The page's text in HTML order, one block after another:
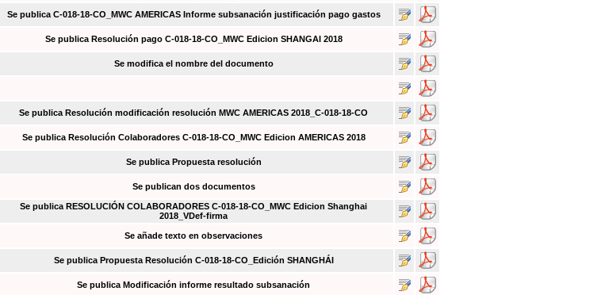
Se publica C-018-18-CO_MWC AMERICAS Informe subsanación justificación pago gastos
Se publica Resolución pago C-018-18-CO_MWC Edicion SHANGAI 2018
Se modifica el nombre del documento
Se publica Resolución modificación resolución MWC AMERICAS 2018_C-018-18-CO
Se publica Resolución Colaboradores C-018-18-CO_MWC Edicion AMERICAS 2018
Se publica Propuesta resolución
Se publican dos documentos
Se publica RESOLUCIÓN COLABORADORES C-018-18-CO_MWC Edicion Shanghai
2018_VDef-firma
Se añade texto en observaciones
Se publica Propuesta Resolución C-018-18-CO_Edición SHANGHÁI
Se publica Modificación informe resultado subsanación